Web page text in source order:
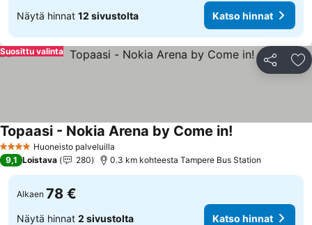
Näytä hinnat 12 sivustolta Katso hinnat
Jaa
Suosittu valinta
4 TähtiluokitusHuoneisto palveluilla
Topaasi - Nokia Arena by Come in!
9,1 Loistava 280 0.3 km kohteesta Tampere Bus Station
Alkaen 78 €
Näytä hinnat 2 sivustolta Katso hinnat